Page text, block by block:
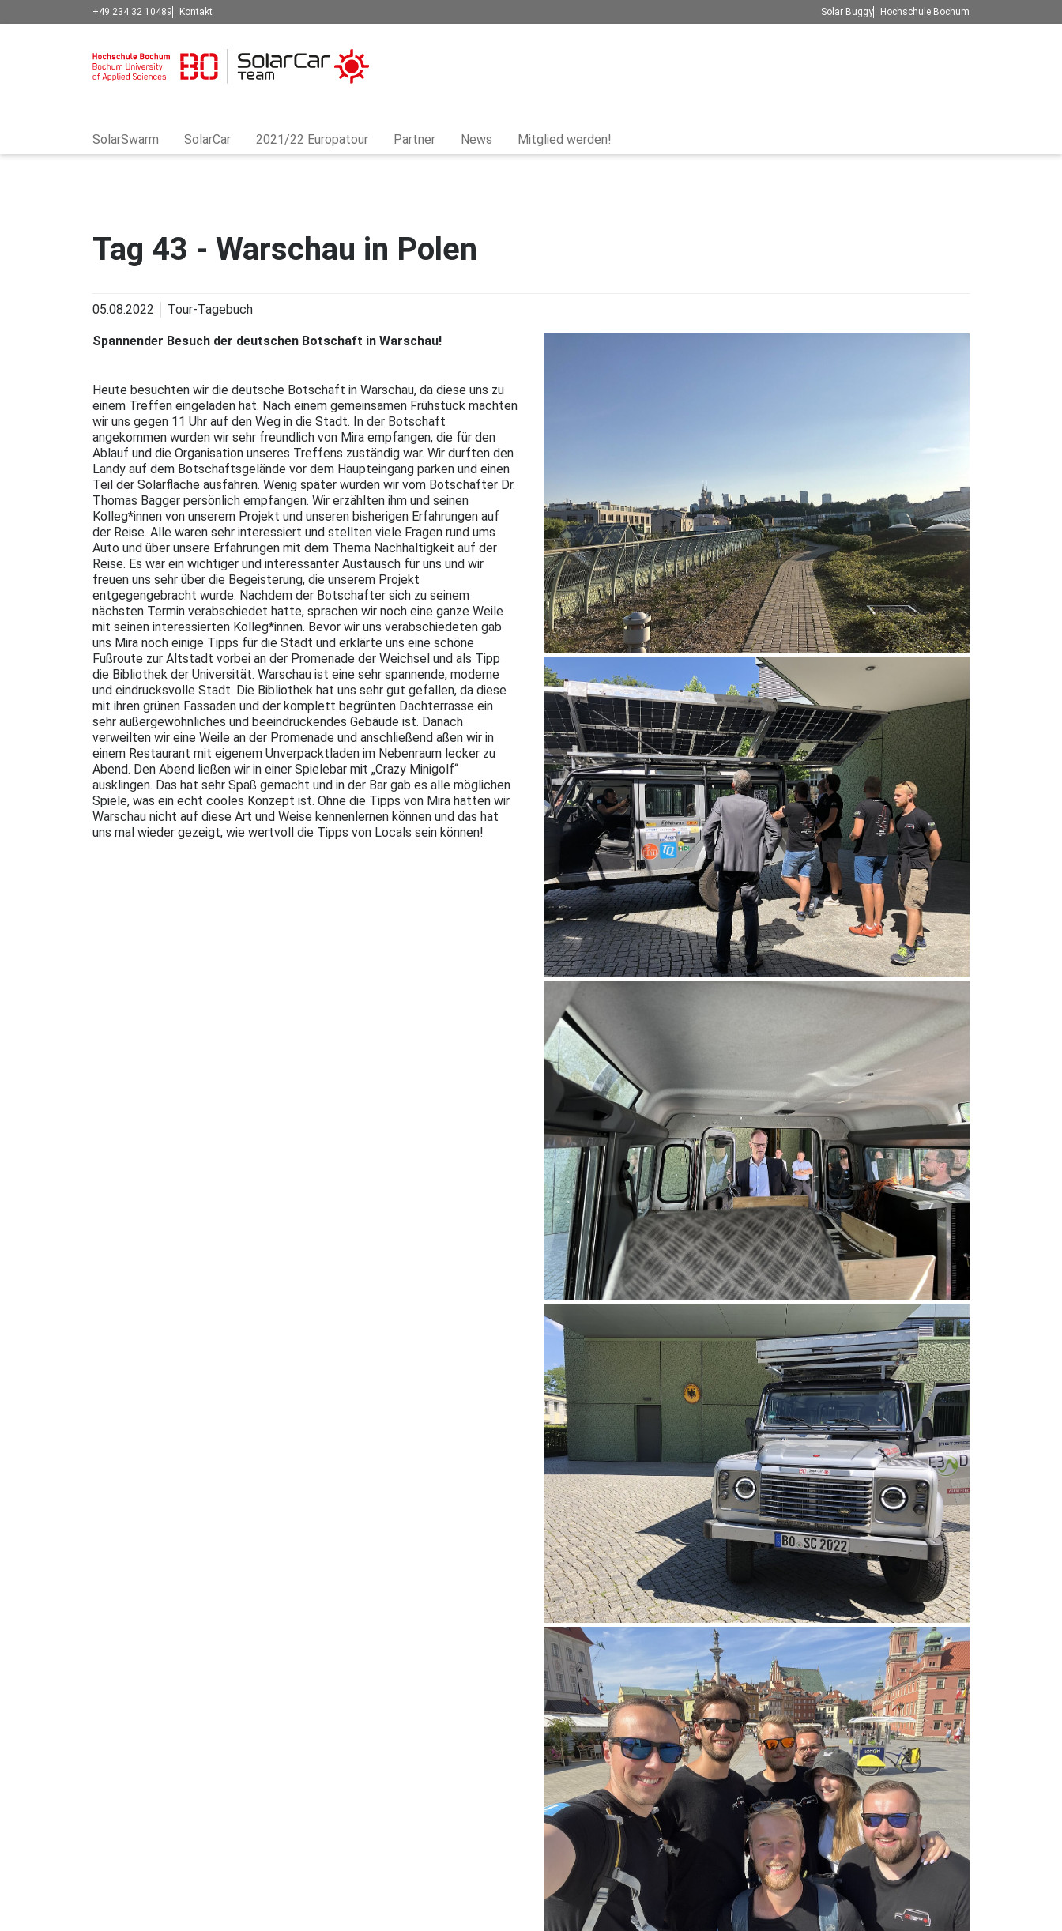
+49 234 32 10489 Kontakt Solar Buggy Hochschule Bochum
SolarSwarm SolarCar 2021/22 Europatour Partner News Mitglied werden!
Tag 43 - Warschau in Polen
05.08.2022 Tour-Tagebuch
Spannender Besuch der deutschen Botschaft in Warschau!
Heute besuchten wir die deutsche Botschaft in Warschau, da diese uns zu
einem Treffen eingeladen hat. Nach einem gemeinsamen Frühstück machten
wir uns gegen 11 Uhr auf den Weg in die Stadt. In der Botschaft
angekommen wurden wir sehr freundlich von Mira empfangen, die für den
Ablauf und die Organisation unseres Treffens zuständig war. Wir durften den
Landy auf dem Botschaftsgelände vor dem Haupteingang parken und einen
Teil der Solarfläche ausfahren. Wenig später wurden wir vom Botschafter Dr.
Thomas Bagger persönlich empfangen. Wir erzählten ihm und seinen
Kolleg*innen von unserem Projekt und unseren bisherigen Erfahrungen auf
der Reise. Alle waren sehr interessiert und stellten viele Fragen rund ums
Auto und über unsere Erfahrungen mit dem Thema Nachhaltigkeit auf der
Reise. Es war ein wichtiger und interessanter Austausch für uns und wir
freuen uns sehr über die Begeisterung, die unserem Projekt
entgegengebracht wurde. Nachdem der Botschafter sich zu seinem
nächsten Termin verabschiedet hatte, sprachen wir noch eine ganze Weile
mit seinen interessierten Kolleg*innen. Bevor wir uns verabschiedeten gab
uns Mira noch einige Tipps für die Stadt und erklärte uns eine schöne
Fußroute zur Altstadt vorbei an der Promenade der Weichsel und als Tipp
die Bibliothek der Universität. Warschau ist eine sehr spannende, moderne
und eindrucksvolle Stadt. Die Bibliothek hat uns sehr gut gefallen, da diese
mit ihren grünen Fassaden und der komplett begrünten Dachterrasse ein
sehr außergewöhnliches und beeindruckendes Gebäude ist. Danach
verweilten wir eine Weile an der Promenade und anschließend aßen wir in
einem Restaurant mit eigenem Unverpacktladen im Nebenraum lecker zu
Abend. Den Abend ließen wir in einer Spielebar mit „Crazy Minigolf“
ausklingen. Das hat sehr Spaß gemacht und in der Bar gab es alle möglichen
Spiele, was ein echt cooles Konzept ist. Ohne die Tipps von Mira hätten wir
Warschau nicht auf diese Art und Weise kennenlernen können und das hat
uns mal wieder gezeigt, wie wertvoll die Tipps von Locals sein können!